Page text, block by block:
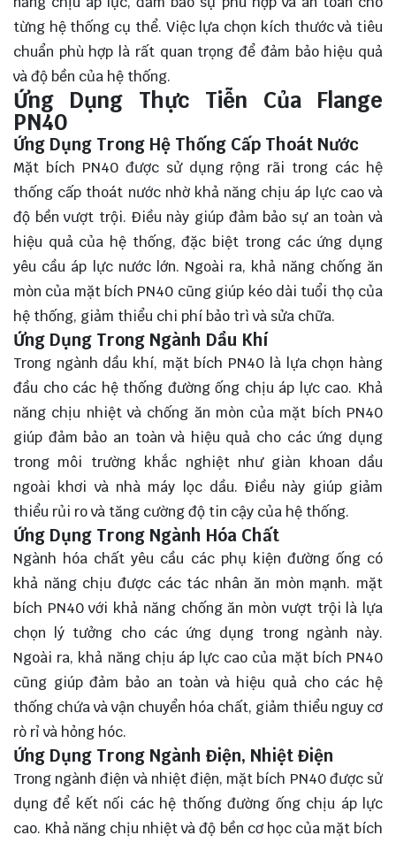
từng hệ thống cụ thể. Việc lựa chọn kích thước và tiêu
chuẩn phù hợp là rất quan trọng để đảm bảo hiệu quả
và độ bền của hệ thống.
Ứng Dụng Thực Tiễn Của Flange
PN40
Ứng Dụng Trong Hệ Thống Cấp Thoát Nước
Mặt bích PN40 được sử dụng rộng rãi trong các hệ
thống cấp thoát nước nhờ khả năng chịu áp lực cao và
độ bền vượt trội. Điều này giúp đảm bảo sự an toàn và
hiệu quả của hệ thống, đặc biệt trong các ứng dụng
yêu cầu áp lực nước lớn. Ngoài ra, khả năng chống ăn
mòn của mặt bích PN40 cũng giúp kéo dài tuổi thọ của
hệ thống, giảm thiểu chi phí bảo trì và sửa chữa.
Ứng Dụng Trong Ngành Dầu Khí
Trong ngành dầu khí, mặt bích PN40 là lựa chọn hàng
đầu cho các hệ thống đường ống chịu áp lực cao. Khả
năng chịu nhiệt và chống ăn mòn của mặt bích PN40
giúp đảm bảo an toàn và hiệu quả cho các ứng dụng
trong môi trường khắc nghiệt như giàn khoan dầu
ngoài khơi và nhà máy lọc dầu. Điều này giúp giảm
thiểu rủi ro và tăng cường độ tin cậy của hệ thống.
Ứng Dụng Trong Ngành Hóa Chất
Ngành hóa chất yêu cầu các phụ kiện đường ống có
khả năng chịu được các tác nhân ăn mòn mạnh. mặt
bích PN40 với khả năng chống ăn mòn vượt trội là lựa
chọn lý tưởng cho các ứng dụng trong ngành này.
Ngoài ra, khả năng chịu áp lực cao của mặt bích PN40
cũng giúp đảm bảo an toàn và hiệu quả cho các hệ
thống chứa và vận chuyển hóa chất, giảm thiểu nguy cơ
rò rỉ và hỏng hóc.
Ứng Dụng Trong Ngành Điện, Nhiệt Điện
Trong ngành điện và nhiệt điện, mặt bích PN40 được sử
dụng để kết nối các hệ thống đường ống chịu áp lực
cao. Khả năng chịu nhiệt và độ bền cơ học của mặt bích